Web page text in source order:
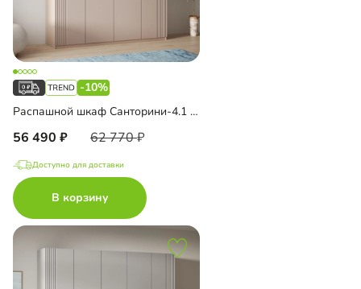
-10%
Распашной шкаф Санторини-4.1 Лайф
56 490 62 770
Доступно для доставки
В корзину